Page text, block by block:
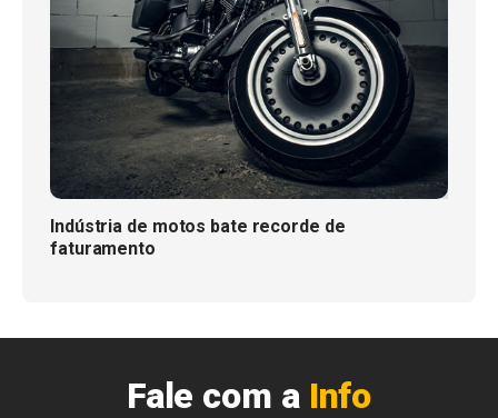
Indústria de motos bate recorde de
faturamento
Fale com a Info